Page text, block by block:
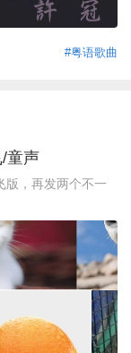
#粤语歌曲
/童声
版，再发两个不一